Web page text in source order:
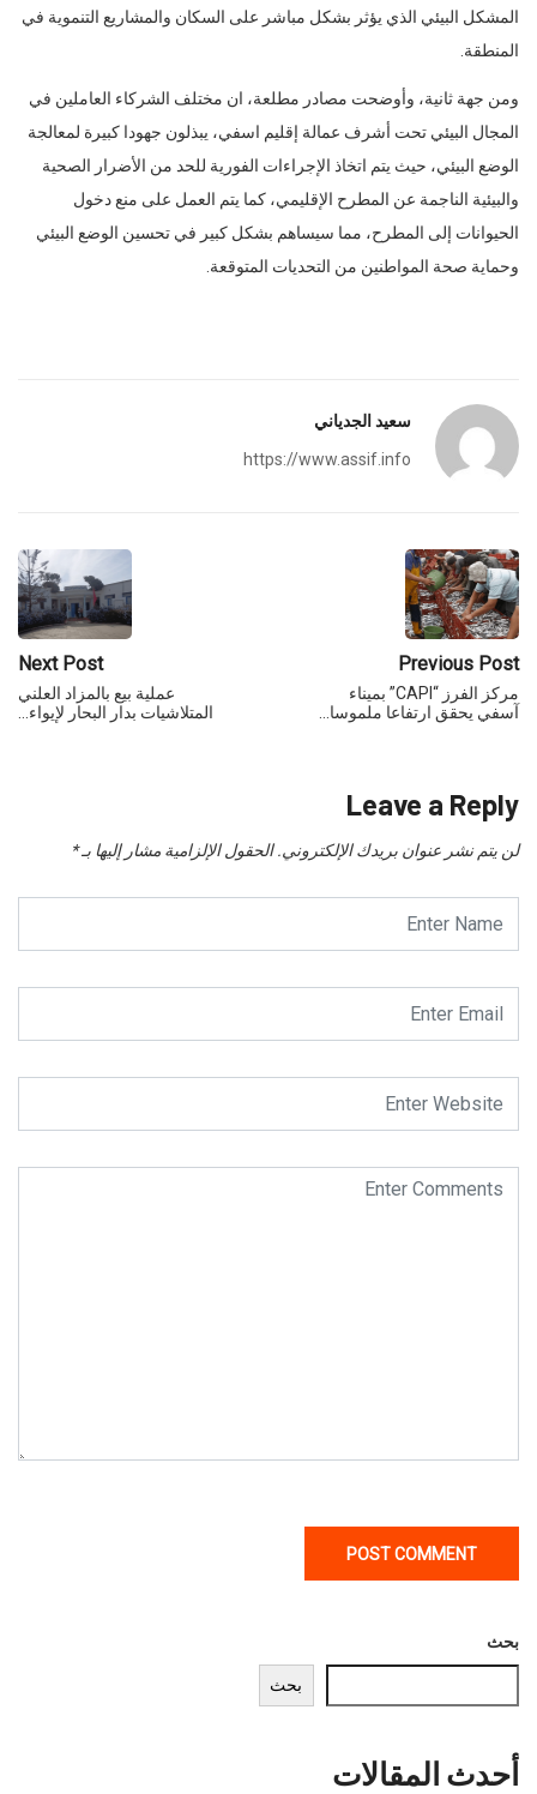
المشكل البيئي الذي يؤثر بشكل مباشر على السكان والمشاريع التنموية في
المنطقة.
ومن جهة ثانية، وأوضحت مصادر مطلعة، ان مختلف الشركاء العاملين في
المجال البيئي تحت أشرف عمالة إقليم اسفي، يبذلون جهودا كبيرة لمعالجة
الوضع البيئي، حيث يتم اتخاذ الإجراءات الفورية للحد من الأضرار الصحية
والبيئية الناجمة عن المطرح الإقليمي، كما يتم العمل على منع دخول
الحيوانات إلى المطرح، مما سيساهم بشكل كبير في تحسين الوضع البيئي
وحماية صحة المواطنين من التحديات المتوقعة.
سعيد الجدياني
https://www.assif.info
Previous Post
مركز الفرز “CAPI” بميناء
آسفي يحقق ارتفاعا ملموسا…
Next Post
عملية بيع بالمزاد العلني
المتلاشيات بدار البحار لإيواء…
Leave a Reply
لن يتم نشر عنوان بريدك الإلكتروني. الحقول الإلزامية مشار إليها بـ*
بحث
بحث
أحدث المقالات